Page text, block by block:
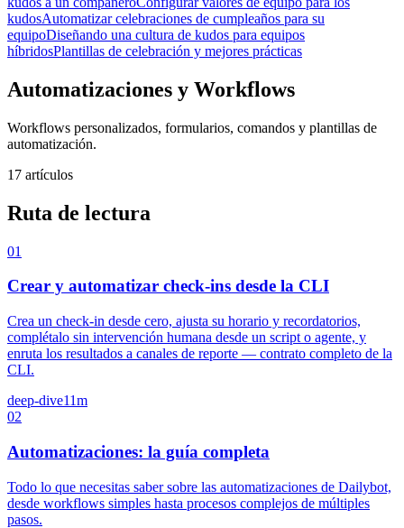
kudosAutomatizar celebraciones de cumpleaños para su
equipoDiseñando una cultura de kudos para equipos
híbridosPlantillas de celebración y mejores prácticas
Automatizaciones y Workflows
Workflows personalizados, formularios, comandos y plantillas de
automatización.
17 artículos
Ruta de lectura
01
Crear y automatizar check-ins desde la CLI
Crea un check-in desde cero, ajusta su horario y recordatorios,
complétalo sin intervención humana desde un script o agente, y
enruta los resultados a canales de reporte — contrato completo de la
CLI.
deep-dive11m
02
Automatizaciones: la guía completa
Todo lo que necesitas saber sobre las automatizaciones de Dailybot,
desde workflows simples hasta procesos complejos de múltiples
pasos.